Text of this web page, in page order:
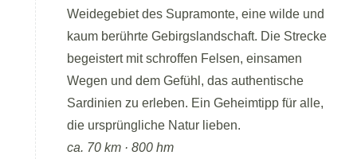
Weidegebiet des Supramonte, eine wilde und
kaum berührte Gebirgslandschaft. Die Strecke
begeistert mit schroffen Felsen, einsamen
Wegen und dem Gefühl, das authentische
Sardinien zu erleben. Ein Geheimtipp für alle,
die ursprüngliche Natur lieben.
ca. 70 km · 800 hm